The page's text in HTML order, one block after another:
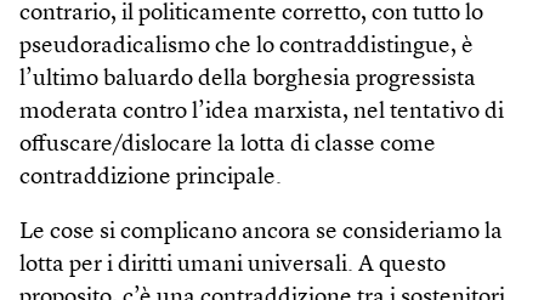
contrario, il politicamente corretto, con tutto lo
pseudoradicalismo che lo contraddistingue, è
l’ultimo baluardo della borghesia progressista
moderata contro l’idea marxista, nel tentativo di
offuscare/dislocare la lotta di classe come
contraddizione principale.
Le cose si complicano ancora se consideriamo la
lotta per i diritti umani universali. A questo